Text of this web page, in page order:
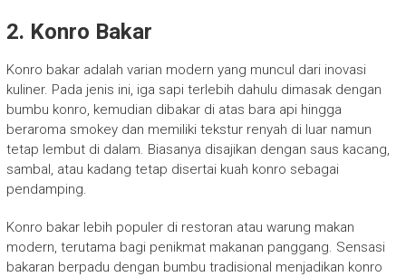
2. Konro Bakar
Konro bakar adalah varian modern yang muncul dari inovasi
kuliner. Pada jenis ini, iga sapi terlebih dahulu dimasak dengan
bumbu konro, kemudian dibakar di atas bara api hingga
beraroma smokey dan memiliki tekstur renyah di luar namun
tetap lembut di dalam. Biasanya disajikan dengan saus kacang,
sambal, atau kadang tetap disertai kuah konro sebagai
pendamping.
Konro bakar lebih populer di restoran atau warung makan
modern, terutama bagi penikmat makanan panggang. Sensasi
bakaran berpadu dengan bumbu tradisional menjadikan konro